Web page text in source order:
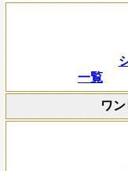
一覧
ワ